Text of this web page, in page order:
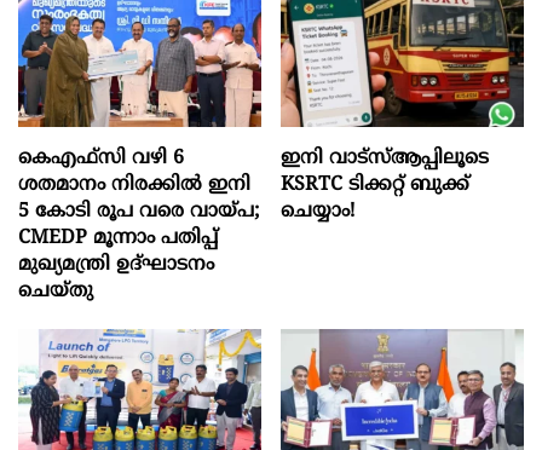
കെഎഫ്സി വഴി 6
ശതമാനം നിരക്കിൽ ഇനി
5 കോടി രൂപ വരെ വായ്പ;
CMEDP മൂന്നാം പതിപ്പ്
മുഖ്യമന്ത്രി ഉദ്ഘാടനം
ചെയ്തു
ഇനി വാട്‌സ്ആപ്പിലൂടെ
KSRTC ടിക്കറ്റ് ബുക്ക്
ചെയ്യാം!